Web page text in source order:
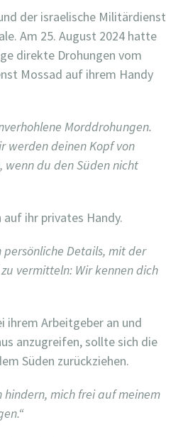
der israelische Militärdienst
Am 25. August 2024 hatte
direkte Drohungen vom
Mossad auf ihrem Handy
Morddrohungen.
werden deinen Kopf von
wenn du den Süden nicht
ihr privates Handy.
persönliche Details, mit der
vermitteln: Wir kennen dich
ihrem Arbeitgeber an und
anzugreifen, sollte sich die
Süden zurückziehen.
hindern, mich frei auf meinem